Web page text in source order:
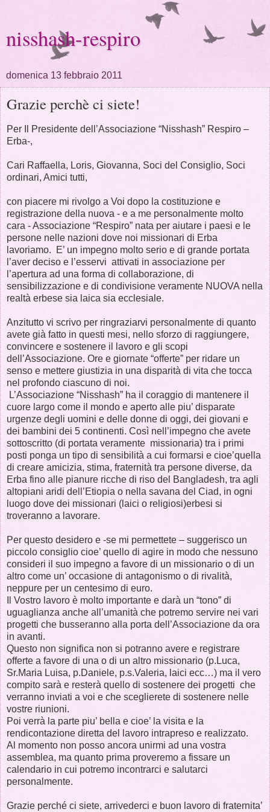
nisshash-respiro
domenica 13 febbraio 2011
Grazie perchè ci siete!
Per Il Presidente dell’Associazione “Nisshash” Respiro –
Erba-,
Cari Raffaella, Loris, Giovanna, Soci del Consiglio, Soci
ordinari, Amici tutti,
con piacere mi rivolgo a Voi dopo la costituzione e
registrazione della nuova - e a me personalmente molto
cara - Associazione “Respiro” nata per aiutare i paesi e le
persone nelle nazioni dove noi missionari di Erba
lavoriamo. E’ un impegno molto serio e di grande portata
l’aver deciso e l’esservi attivati in associazione per
l’apertura ad una forma di collaborazione, di
sensibilizzazione e di condivisione veramente NUOVA nella
realtà erbese sia laica sia ecclesiale.
Anzitutto vi scrivo per ringraziarvi personalmente di quanto
avete già fatto in questi mesi, nello sforzo di raggiungere,
convincere e sostenere il lavoro e gli scopi
dell’Associazione. Ore e giornate “offerte” per ridare un
senso e mettere giustizia in una disparità di vita che tocca
nel profondo ciascuno di noi.
L’Associazione “Nisshash” ha il coraggio di mantenere il
cuore largo come il mondo e aperto alle piu’ disparate
urgenze degli uomini e delle donne di oggi, dei giovani e
dei bambini dei 5 continenti. Così nell’impegno che avete
sottoscritto (di portata veramente missionaria) tra i primi
posti ponga un tipo di sensibilità a cui formarsi e cioe’quella
di creare amicizia, stima, fraternità tra persone diverse, da
Erba fino alle pianure ricche di riso del Bangladesh, tra agli
altopiani aridi dell’Etiopia o nella savana del Ciad, in ogni
luogo dove dei missionari (laici o religiosi)erbesi si
troveranno a lavorare.
Per questo desidero e -se mi permettete – suggerisco un
piccolo consiglio cioe’ quello di agire in modo che nessuno
consideri il suo impegno a favore di un missionario o di un
altro come un’ occasione di antagonismo o di rivalità,
neppure per un centesimo di euro.
Il Vostro lavoro è molto importante e darà un “tono” di
uguaglianza anche all’umanità che potremo servire nei vari
progetti che busseranno alla porta dell’Associazione da ora
in avanti.
Questo non significa non si potranno avere e registrare
offerte a favore di una o di un altro missionario (p.Luca,
Sr.Maria Luisa, p.Daniele, p.s.Valeria, laici ecc…) ma il vero
compito sarà e resterà quello di sostenere dei progetti che
verranno inviati a voi e che sceglierete di sostenere nelle
vostre riunioni.
Poi verrà la parte piu’ bella e cioe’ la visita e la
rendicontazione diretta del lavoro intrapreso e realizzato.
Al momento non posso ancora unirmi ad una vostra
assemblea, ma quanto prima proveremo a fissare un
calendario in cui potremo incontrarci e salutarci
personalmente.
Grazie perché ci siete, arrivederci e buon lavoro di fraternita’